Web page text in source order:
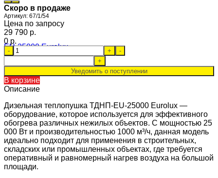
Скоро в продаже
Артикул: 67/1/54
Цена по запросу
29 790 p.
0 p.
- +
-
+
Уведомить о поступлении
В корзине
Описание
Дизельная теплопушка ТДНП-EU-25000 Eurolux —
оборудование, которое используется для эффективного
обогрева различных нежилых объектов. С мощностью 25
000 Вт и производительностью 1000 м³/ч, данная модель
идеально подходит для применения в строительных,
складских или промышленных объектах, где требуется
оперативный и равномерный нагрев воздуха на большой
площади.